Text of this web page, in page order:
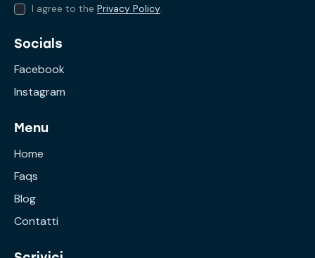
I agree to the Privacy Policy.
Socials
Facebook
Instagram
Menu
Home
Faqs
Blog
Contatti